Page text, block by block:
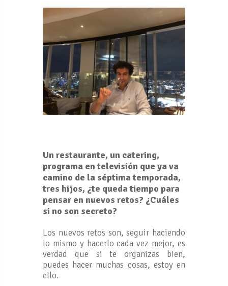
Un restaurante, un catering,
programa en televisión que ya va
camino de la séptima temporada,
tres hijos, ¿te queda tiempo para
pensar en nuevos retos? ¿Cuáles
si no son secreto?
Los nuevos retos son, seguir haciendo
lo mismo y hacerlo cada vez mejor, es
verdad que si te organizas bien,
puedes hacer muchas cosas, estoy en
ello.